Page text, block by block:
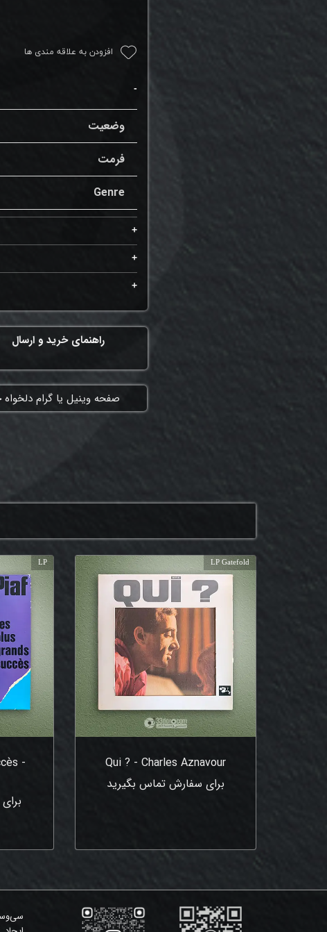
افزودن به علاقه مندی ها
وضعیت
فرمت
Genre
راهنمای خرید و ارسال
​صفحه وینیل یا گرام
Qui ? - Charles Aznavour
برای سفارش تماس بگیرید
LP Gatefold
-
LP